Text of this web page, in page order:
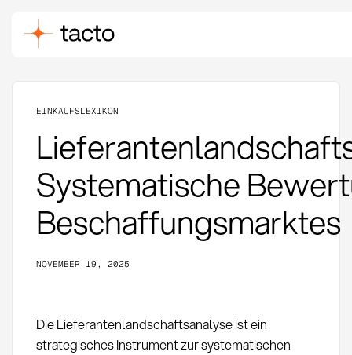
EINKAUFSLEXIKON
Systematische
Beschaffungsmarktes
NOVEMBER 19, 2025
Die Lieferantenlandschaftsanalyse ist ein
strategisches Instrument zur systematischen